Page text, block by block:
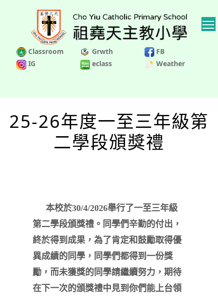
Classroom Grwth
FB
IG
eclass Weather
25-26年度一至三年級第
二學段頒獎禮
本校於30/4/2026舉行了一至三年級
第二學段頒獎禮。同學們辛勤的付出，
終於得到成果，為了肯定和鼓勵取得優
異成績的同學，同學們都得到一份獎
勵，而未獲獎的同學請繼續努力，期待
在下一次的頒獎禮中見到你們能上台領